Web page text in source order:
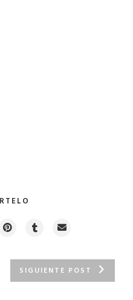
SIGUIENTE POST